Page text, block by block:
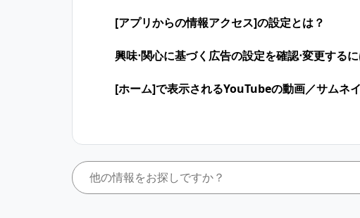
[アプリからの情報アクセス]の設定とは？
興味⋅関心に​基づく​広告の​設定を​確認⋅変更する
[ホーム]で表示されるYouTubeの動画／サムネ